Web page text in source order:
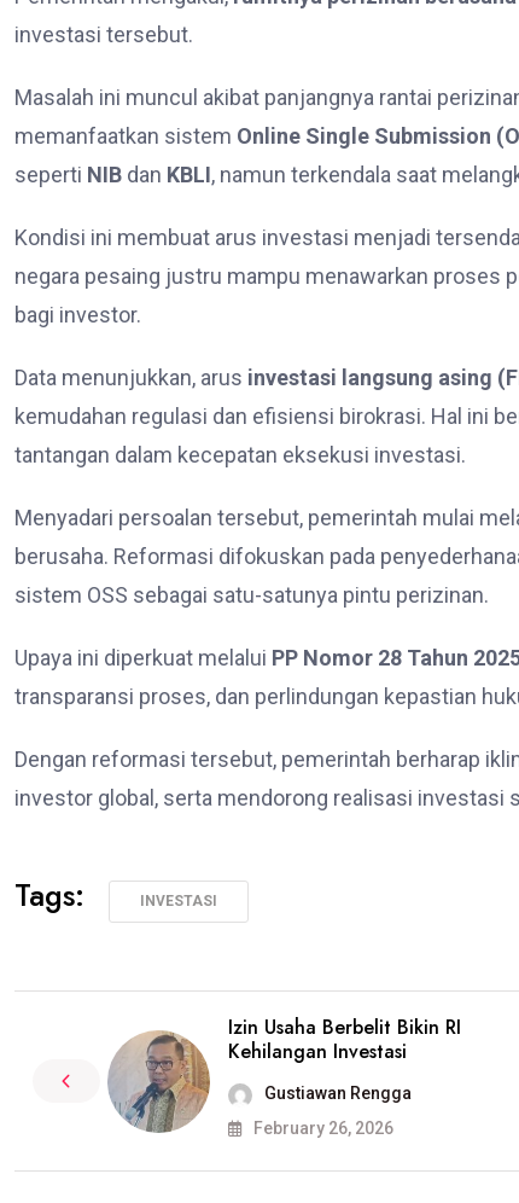
investasi tersebut.
Masalah ini muncul akibat panjangnya rantai
memanfaatkan sistem Online Single Submission
seperti NIB dan KBLI, namun terkendala saat
Kondisi ini membuat arus investasi menjadi
negara pesaing justru mampu menawarkan proses
bagi investor.
Data menunjukkan, arus investasi langsung asing
kemudahan regulasi dan efisiensi birokrasi. Hal ini
tantangan dalam kecepatan eksekusi investasi.
Menyadari persoalan tersebut, pemerintah mulai
berusaha. Reformasi difokuskan pada
sistem OSS sebagai satu-satunya pintu perizinan.
Upaya ini diperkuat melalui PP Nomor 28 Tahun
transparansi proses, dan perlindungan kepastian
Dengan reformasi tersebut, pemerintah berharap
investor global, serta mendorong realisasi investasi
Tags: INVESTASI
Izin Usaha Berbelit Bikin RI
Kehilangan Investasi
Gustiawan Rengga
February 26, 2026